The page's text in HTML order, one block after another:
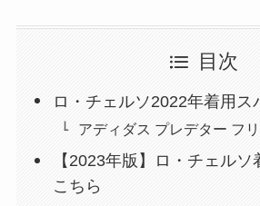
目次
ロ・チェルソ2022年着用ス
アディダス プレデター フ
【2023年版】ロ・チェル
こちら